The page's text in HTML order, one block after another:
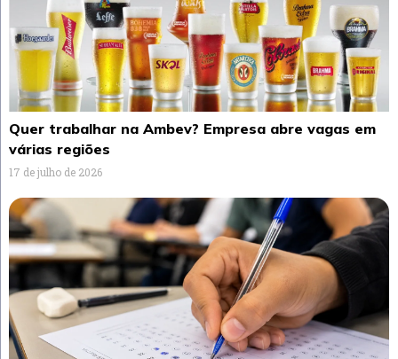
Quer trabalhar na Ambev? Empresa abre vagas em
várias regiões
17 de julho de 2026